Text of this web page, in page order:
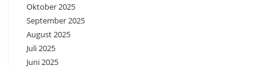
Oktober 2025
September 2025
August 2025
Juli 2025
Juni 2025